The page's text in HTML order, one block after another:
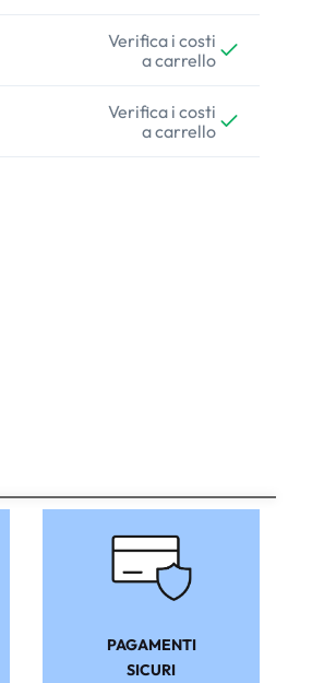
Verifica i costi
a carrello
Verifica i costi
a carrello
PAGAMENTI
SICURI